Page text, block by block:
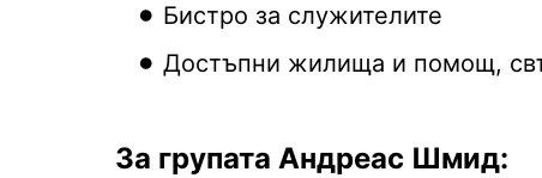
Бистро за служителите
Достъпни жилища и помощ,
За групата Андреас Шмид: